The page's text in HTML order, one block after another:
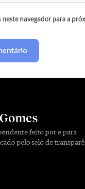
neste navegador para a
feito por e para
pelo selo de